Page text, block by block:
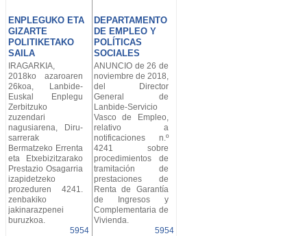
ENPLEGUKO ETA
GIZARTE
POLITIKETAKO
SAILA
DEPARTAMENTO
DE EMPLEO Y
POLÍTICAS
SOCIALES
IRAGARKIA,
2018ko azaroaren
26koa, Lanbide-
Euskal Enplegu
Zerbitzuko
zuzendari
nagusiarena, Diru-
sarrerak
Bermatzeko Errenta
eta Etxebizitzarako
Prestazio Osagarria
izapidetzeko
prozeduren 4241.
zenbakiko
jakinarazpenei
buruzkoa.
5954
ANUNCIO de 26 de
noviembre de 2018,
del Director
General de
Lanbide-Servicio
Vasco de Empleo,
relativo a
notificaciones n.º
4241 sobre
procedimientos de
tramitación de
prestaciones de
Renta de Garantía
de Ingresos y
Complementaria de
Vivienda.
5954